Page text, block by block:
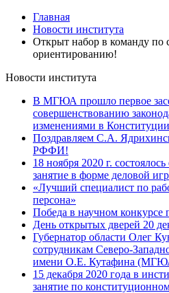
Главная
Новости института
Открыт набор в команду по
ориентированию!
Новости института
В МГЮА прошло первое
совершенствованию
изменениями в
Поздравляем С.А.
РФФИ!
18 ноября 2020 г.
занятие в форме деловой
«Лучший специалист по
персона»
Победа в научном конкурсе
День открытых дверей 20
Губернатор области Олег
сотрудникам Северо-
имени О.Е. Кутафина
15 декабря 2020 года в
занятие по